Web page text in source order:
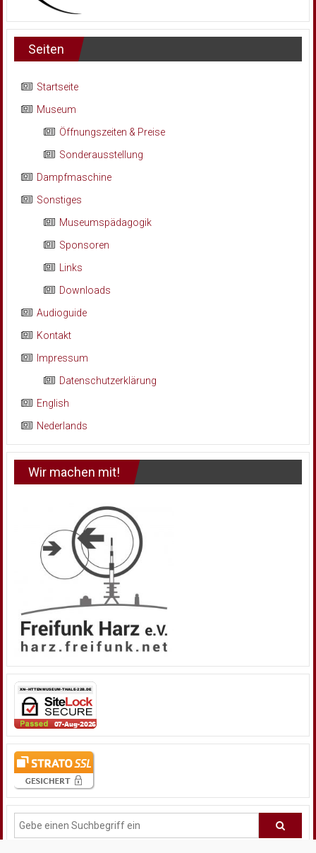
Seiten
Startseite
Museum
Öffnungszeiten & Preise
Sonderausstellung
Dampfmaschine
Sonstiges
Museumspädagogik
Sponsoren
Links
Downloads
Audioguide
Kontakt
Impressum
Datenschutzerklärung
English
Nederlands
Wir machen mit!